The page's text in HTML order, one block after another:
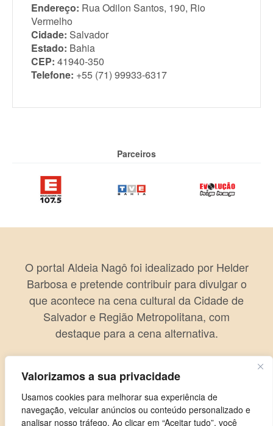
Valorizamos a sua privacidade
Usamos cookies para melhorar sua experiência de
navegação, veicular anúncios ou conteúdo personalizado e
analisar nosso tráfego. Ao clicar em “Aceitar tudo”, você
Endereço: Rua Odilon Santos, 190, Rio
Vermelho
Cidade: Salvador
Estado: Bahia
CEP: 41940-350
Telefone: +55 (71) 99933-6317
Parceiros
O portal Aldeia Nagô foi idealizado por Helder
Barbosa e pretende contribuir para divulgar o
que acontece na cena cultural da Cidade de
Salvador e Região Metropolitana, com
destaque para a cena alternativa.